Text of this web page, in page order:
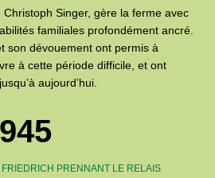
Christoph Singer, gère la ferme avec
familiales profondément ancré.
son dévouement ont permis à
à cette période difficile, et ont
aujourd’hui.
FRIEDRICH PRENNANT LE RELAIS